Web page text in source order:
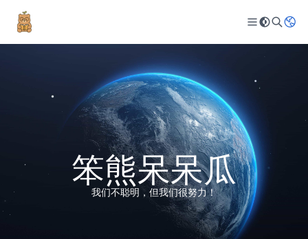
笨熊呆呆瓜
我们不聪明，但我们很努力！